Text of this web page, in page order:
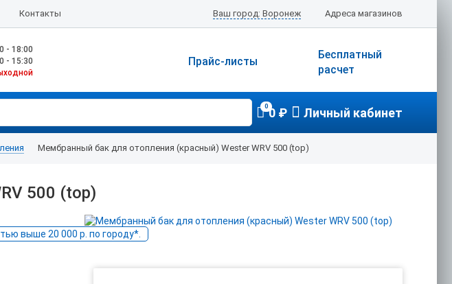
Контакты Адреса магазинов
Ваш город: Воронеж
- 18:00
- 15:30
Бесплатный
расчет
Прайс-листы
00 ₽ Личный кабинет
Мембранный бак для отопления (красный) Wester WRV 500 (top)
500 (top)
выше 20 000 р. по городу*.